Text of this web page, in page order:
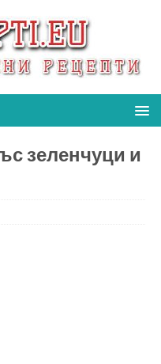
зеленчуци и